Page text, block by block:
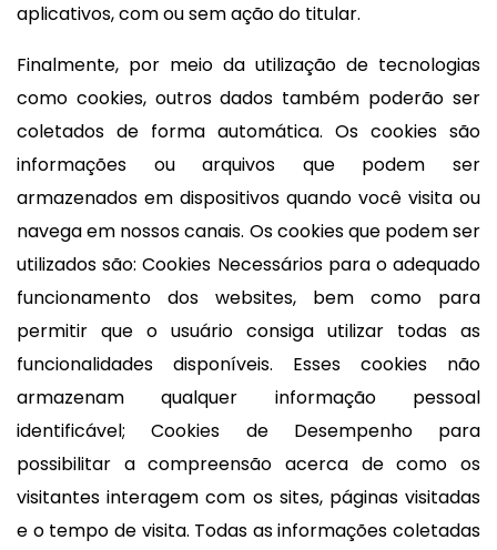
aplicativos, com ou sem ação do titular.
Finalmente, por meio da utilização de tecnologias
como cookies, outros dados também poderão ser
coletados de forma automática. Os cookies são
informações ou arquivos que podem ser
armazenados em dispositivos quando você visita ou
navega em nossos canais. Os cookies que podem ser
utilizados são: Cookies Necessários para o adequado
funcionamento dos websites, bem como para
permitir que o usuário consiga utilizar todas as
funcionalidades disponíveis. Esses cookies não
armazenam qualquer informação pessoal
identificável; Cookies de Desempenho para
possibilitar a compreensão acerca de como os
visitantes interagem com os sites, páginas visitadas
e o tempo de visita. Todas as informações coletadas